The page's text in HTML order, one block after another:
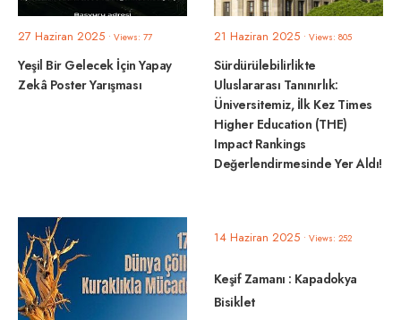
27 Haziran 2025 • Views: 77
Yeşil Bir Gelecek İçin Yapay
Zekâ Poster Yarışması
21 Haziran 2025 • Views: 805
Sürdürülebilirlikte
Uluslararası Tanınırlık:
Üniversitemiz, İlk Kez Times
Higher Education (THE)
Impact Rankings
Değerlendirmesinde Yer Aldı!
14 Haziran 2025 • Views: 252
Keşif Zamanı : Kapadokya
Bisiklet